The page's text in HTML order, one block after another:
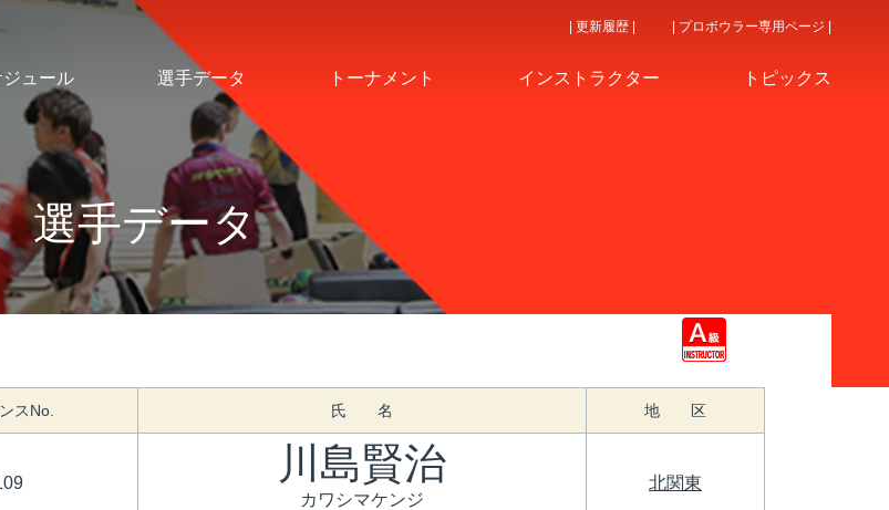
ジュール 選手データ トーナメント インストラクター トピックス
| 更新履歴 | | プロボウラー専用ページ |
選手データ
スNo. 氏 名 地 区
川島賢治
カワシマケンジ
北関東